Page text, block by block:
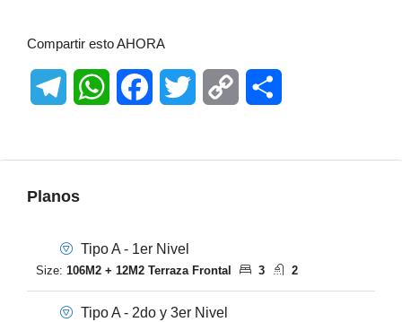
Compartir esto AHORA
TelegramWhatsAppFacebookTwitter Copy
Planos
Tipo A - 1er Nivel
Size: 106M2 + 12M2 Terraza Frontal 3 2
Tipo A - 2do y 3er Nivel